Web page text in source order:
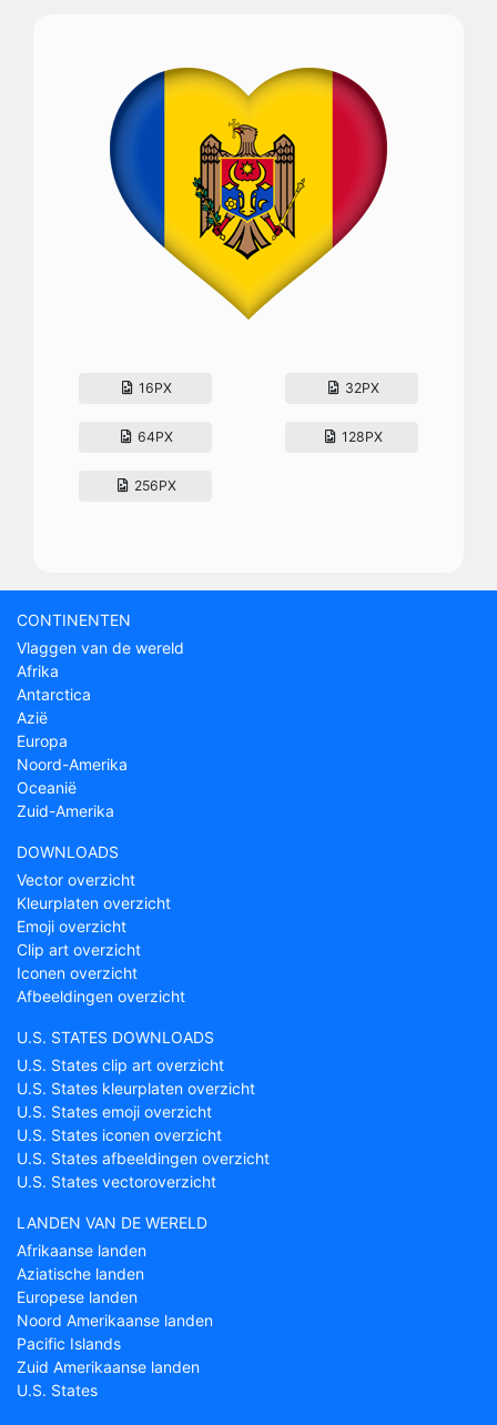
16PX 32PX
64PX 128PX
256PX
CONTINENTEN
Vlaggen van de wereld
Afrika
Antarctica
Azië
Europa
Noord-Amerika
Oceanië
Zuid-Amerika
DOWNLOADS
Vector overzicht
Kleurplaten overzicht
Emoji overzicht
Clip art overzicht
Iconen overzicht
Afbeeldingen overzicht
U.S. STATES DOWNLOADS
U.S. States clip art overzicht
U.S. States kleurplaten overzicht
U.S. States emoji overzicht
U.S. States iconen overzicht
U.S. States afbeeldingen overzicht
U.S. States vectoroverzicht
LANDEN VAN DE WERELD
Afrikaanse landen
Aziatische landen
Europese landen
Noord Amerikaanse landen
Pacific Islands
Zuid Amerikaanse landen
U.S. States